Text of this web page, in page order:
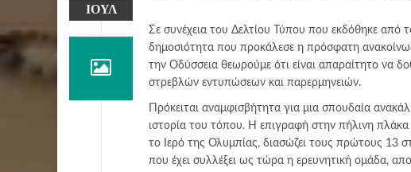
ΙΟΎΛ
Σε συνέχεια του Δελτίου Τύπου που εκδόθηκε από
δημοσιότητα που προκάλεσε η πρόσφατη
την Οδύσσεια θεωρούμε ότι είναι απαραίτητο να
στρεβλών εντυπώσεων και παρερμηνειών.
Πρόκειται αναμφισβήτητα για μια σπουδαία
ιστορία του τόπου. Η επιγραφή στην πήλινη
το Ιερό της Ολυμπίας, διασώζει τους πρώτους 13
που έχει συλλέξει ως τώρα η ερευνητική ομάδα,